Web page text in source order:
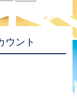
ウント